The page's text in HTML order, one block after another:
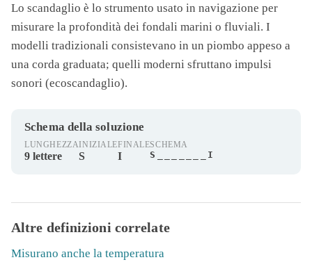
Lo scandaglio è lo strumento usato in navigazione per
misurare la profondità dei fondali marini o fluviali. I
modelli tradizionali consistevano in un piombo appeso a
una corda graduata; quelli moderni sfruttano impulsi
sonori (ecoscandaglio).
Schema della soluzione
LUNGHEZZA
9 lettere
INIZIALE
S
FINALE
I
SCHEMA
S_______I
Altre definizioni correlate
Misurano anche la temperatura